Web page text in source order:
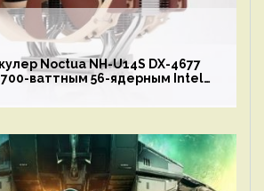
Noctua NH-U14S DX-4677
700-ваттным 56-ядерным Intel